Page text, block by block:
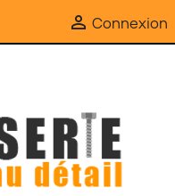
 Connexion